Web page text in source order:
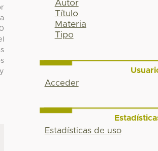
Autor
Título
Materia
Tipo
Acceder
Estadísticas de uso